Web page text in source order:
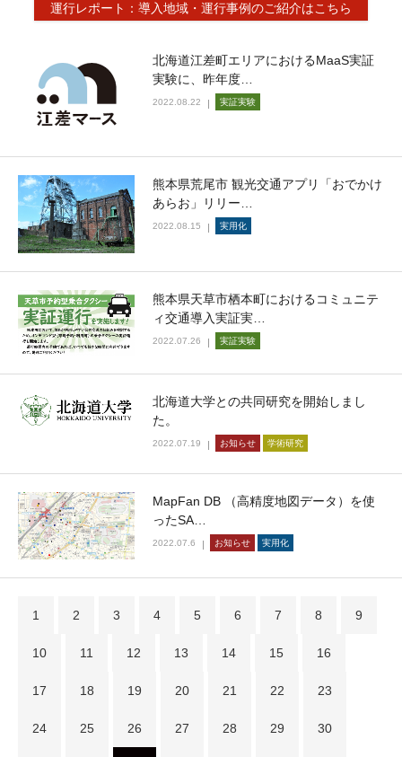
運行レポート：導入地域・運行事例のご紹介はこちら
北海道江差町エリアにおけるMaaS実証
実験に、昨年度…
2022.08.22 実証実験
熊本県荒尾市 観光交通アプリ「おでかけ
あらお」リリー…
2022.08.15 実用化
熊本県天草市栖本町におけるコミュニテ
ィ交通導入実証実…
2022.07.26 実証実験
北海道大学との共同研究を開始しまし
た。
2022.07.19 お知らせ 学術研究
MapFan DB （高精度地図データ）を使
ったSA…
2022.07.6 お知らせ 実用化
1 2 3 4 5 6 7 8 9
10 11 12 13 14 15 16
17 18 19 20 21 22 23
24 25 26 27 28 29 30